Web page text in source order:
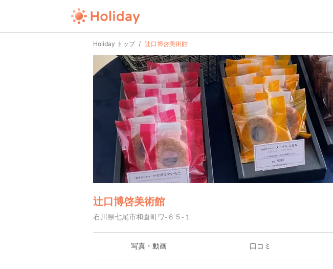
Holiday トップ 辻口博啓美術館
辻口博啓美術館
石川県七尾市和倉町ワ-６５-１
写真・動画 口コミ